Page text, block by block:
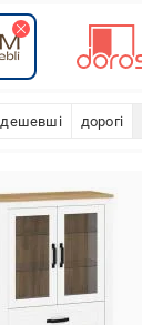
дешевші дорогі